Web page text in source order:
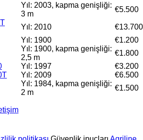
Yıl: 2003, kapma genişliği:
3 m
€5.500
Yıl: 2010
€13.700
Yıl: 1900
€1.200
Yıl: 1900, kapma genişliği:
2,5 m
€1.800
Yıl: 1997
€3.200
Yıl: 2009
€6.500
Yıl: 1984, kapma genişliği:
2 m
€1.500